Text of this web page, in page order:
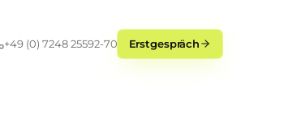
+49 (0) 7248 25592-70 Erstgespräch